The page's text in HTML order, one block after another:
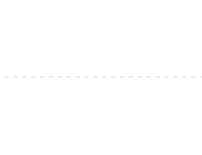
减少XXX%，客户报告的生